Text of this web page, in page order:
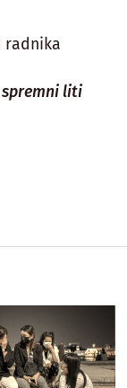
radnika
spremni liti